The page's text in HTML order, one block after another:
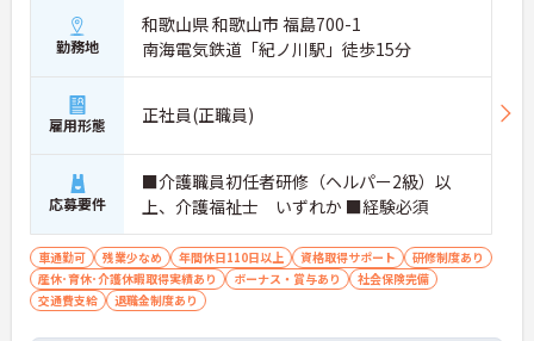
のＯＪＴ研修を実施し、ｅラーニングを用いた学習
の機会も提供されます
・施設内には看護師が24時間常駐しており、急変時
の対応や専門的な医療処置は看護師が担当するため
負担が減ります
・介護スタッフと看護スタッフの比率が1対1で相談
しやすく、初任者研修や実務者研修からでも着実に
専門性を高められます
＜残業月7時間以下で身体の負担を軽減！＞
高く、急なシフト変更や無理な長時間勤務が発生し
にくい人員体制です
・訪問スケジュールに沿って施設内でのケアを行う
ため、月平均の残業時間は5時間から7時間程度とか
勤務地
和歌山県 和歌山市 福島700-1
南海電気鉄道「紀ノ川駅」徒歩15分
雇用形態 正社員(正職員)
応募要件
■介護職員初任者研修（ヘルパー2級）以
上、介護福祉士 いずれか ■経験必須
車通勤可 残業少なめ 年間休日110日以上 資格取得サポート
研修制度あり
産休･育休･介護休暇取得実績あり
ボーナス・賞与あり
社会保険完備
交通費支給
退職金制度あり